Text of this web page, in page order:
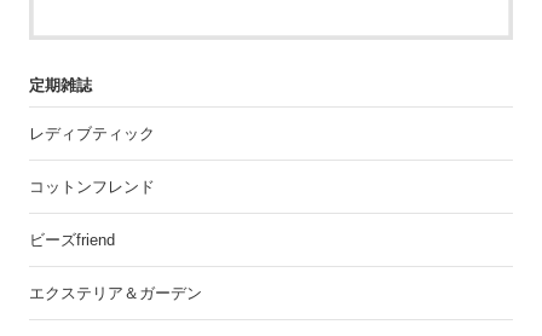
定期雑誌
レディブティック
コットンフレンド
ビーズfriend
エクステリア＆ガーデン